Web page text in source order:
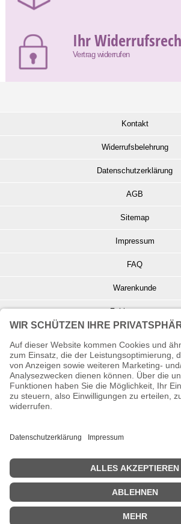
Ihr
Vertrag widerrufen
Kontakt
Widerrufsbelehrung
Datenschutzerklärung
AGB
Sitemap
Impressum
FAQ
Warenkunde
Zahlungsarten
Info zu Elektro- u.
Batterieentsorgung
Informationen zur Echtheit von
© Copyright 2026 Wohnambiente-Shop